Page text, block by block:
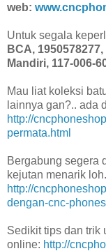
web:
Untuk segala
BCA,
Mandiri, 117-006-
Mau liat koleksi
lainnya gan?.. ada
http://
permata.html
Bergabung segera
kejutan menarik
http://
dengan-cnc-
Sedikit tips dan trik
online: http://